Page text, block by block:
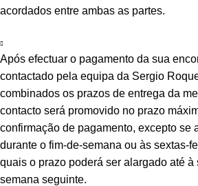
acordados entre ambas as partes.
Após efectuar o pagamento da sua
contactado pela equipa da Sergio
combinados os prazos de entrega da
contacto será promovido no prazo
confirmação de pagamento, excepto se
durante o fim-de-semana ou às sextas-
quais o prazo poderá ser alargado até à
semana seguinte.